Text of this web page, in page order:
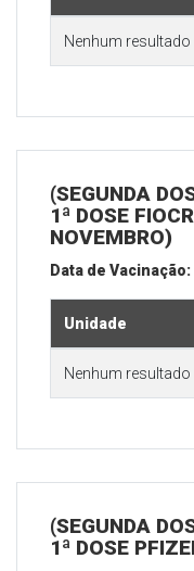
Nenhum
(SEGUNDA
1ª DOSE
NOVEMBRO)
Data de Vacinação:
Unidade
Nenhum
(SEGUNDA
1ª DOSE